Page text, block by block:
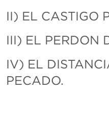
II) EL CASTIGO
III) EL PERDON
IV) EL
PECADO.